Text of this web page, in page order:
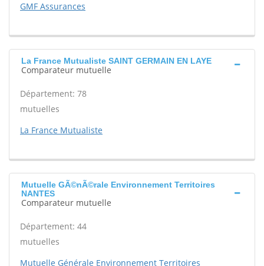
GMF Assurances
La France Mutualiste SAINT GERMAIN EN LAYE
Comparateur mutuelle
Département: 78
mutuelles
La France Mutualiste
Mutuelle GÃ©nÃ©rale Environnement Territoires
NANTES
Comparateur mutuelle
Département: 44
mutuelles
Mutuelle Générale Environnement Territoires